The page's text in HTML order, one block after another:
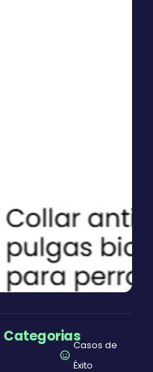
CategoriasCasos de
Éxito